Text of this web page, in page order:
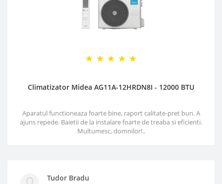
Climatizator Midea AG11A-12HRDN8I - 12000 BTU
Aparatul functioneaza foarte bine, raport calitate-pret bun. A
ajuns repede. Baietii de la instalare foarte de treaba si eficienti.
Multumesc, domnilor!..
Tudor Bradu